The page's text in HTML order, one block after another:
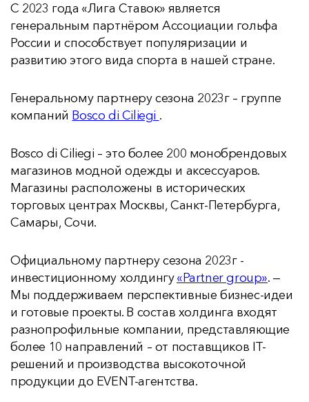
С 2023 года «Лига Ставок» является
генеральным партнёром Ассоциации гольфа
России и способствует популяризации и
развитию этого вида спорта в нашей стране.
Генеральному партнеру сезона 2023г – группе
компаний Bosco di Ciliegi .
Bosco di Ciliegi – это более 200 монобрендовых
магазинов модной одежды и аксессуаров.
Магазины расположены в исторических
торговых центрах Москвы, Санкт-Петербурга,
Самары, Сочи.
Официальному партнеру сезона 2023г -
инвестиционному холдингу«Partner group». —
Мы поддерживаем перспективные бизнес-идеи
и готовые проекты. В состав холдинга входят
разнопрофильные компании, представляющие
более 10 направлений – от поставщиков IT-
решений и производства высокоточной
продукции до EVENT-агентства.